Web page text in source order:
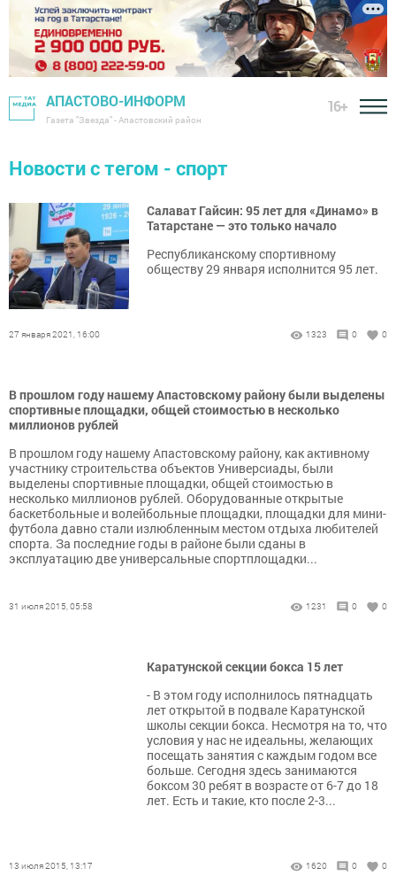
АПАСТОВО-ИНФОРМ
Газета "Звезда" - Апастовский район
16+
Новости с тегом - спорт
Салават Гайсин: 95 лет для «Динамо» в
Татарстане — это только начало
Республиканскому спортивному
обществу 29 января исполнится 95 лет.
27 января 2021, 16:00 1323 0 0
В прошлом году нашему Апастовскому району были выделены
спортивные площадки, общей стоимостью в несколько
миллионов рублей
В прошлом году нашему Апастовскому району, как активному
участнику строительства объектов Универсиады, были
выделены спортивные площадки, общей стоимостью в
несколько миллионов рублей. Оборудованные открытые
баскетбольные и волейбольные площадки, площадки для мини-
футбола давно стали излюбленным местом отдыха любителей
спорта. За последние годы в районе были сданы в
эксплуатацию две универсальные спортплощадки...
31 июля 2015, 05:58 1231 0 0
Каратунской секции бокса 15 лет
- В этом году исполнилось пятнадцать
лет открытой в подвале Каратунской
школы секции бокса. Несмотря на то, что
условия у нас не идеальны, желающих
посещать занятия с каждым годом все
больше. Сегодня здесь занимаются
боксом 30 ребят в возрасте от 6-7 до 18
лет. Есть и такие, кто после 2-3...
13 июля 2015, 13:17 1620 0 0